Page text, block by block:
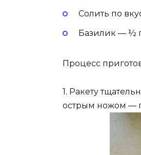
Солить по
Базилик — ½
Процесс
1. Ракету
острым ножом —